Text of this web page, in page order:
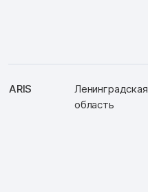
ARIS
Ленинградская
область